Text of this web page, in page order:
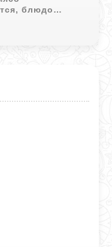
блюдо
а обжарка в
хрустящую
который